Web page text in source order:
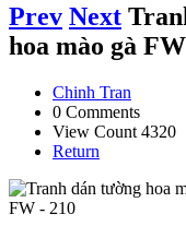
Prev Next
hoa mào gà
Chinh Tran
0 Comments
View Count 4320
Return